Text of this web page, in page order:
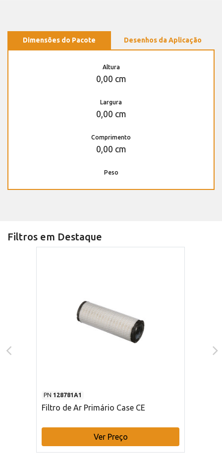
Dimensões do Pacote Desenhos da Aplicação
Altura
0,00 cm
Largura
0,00 cm
Comprimento
0,00 cm
Peso
Filtros em Destaque
PN 128781A1
Filtro de Ar Primário Case CE
Ver Preço